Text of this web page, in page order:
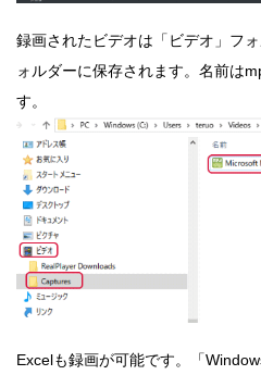
録画されたビデオは「ビデオ」フ
ォルダーに保存されます。名前は
す。
Excelも録画が可能です。「